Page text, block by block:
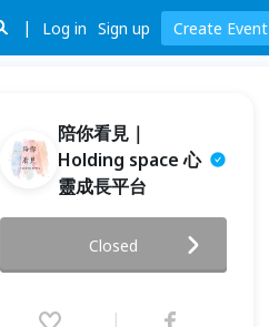
Log in Sign up Create Event
陪你看見｜
Holding space 心
靈成長平台
提爾模式親子教養工作坊
2026.05.14 (Thu) 09:00 - 16:00
Closed